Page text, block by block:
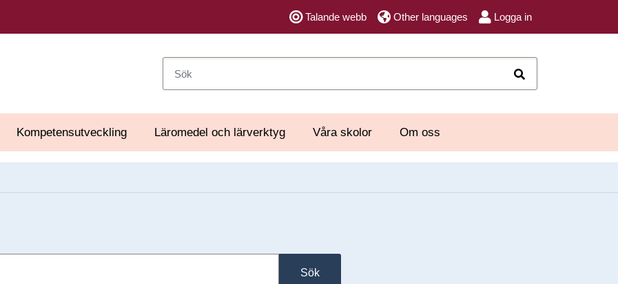
Talande webb Other languages Logga in
Kompetensutveckling Läromedel och lärverktyg Våra skolor Om oss
Sök